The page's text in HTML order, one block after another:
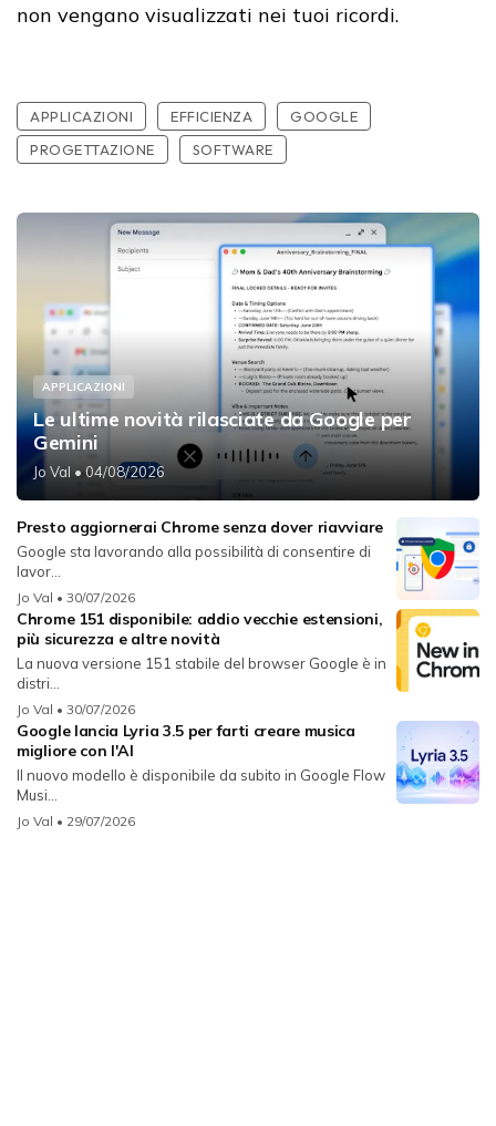
non vengano visualizzati nei tuoi ricordi.
APPLICAZIONI EFFICIENZA
GOOGLE
PROGETTAZIONE
SOFTWARE
APPLICAZIONI
Le ultime novità rilasciate da Google per
Gemini
Jo Val • 04/08/2026
Presto aggiornerai Chrome senza dover riavviare
Google sta lavorando alla possibilità di consentire di
lavor...
Jo Val • 30/07/2026
Chrome 151 disponibile: addio vecchie estensioni,
più sicurezza e altre novità
La nuova versione 151 stabile del browser Google è in
distri...
Jo Val • 30/07/2026
Google lancia Lyria 3.5 per farti creare musica
migliore con l'AI
Il nuovo modello è disponibile da subito in Google Flow
Musi...
Jo Val • 29/07/2026